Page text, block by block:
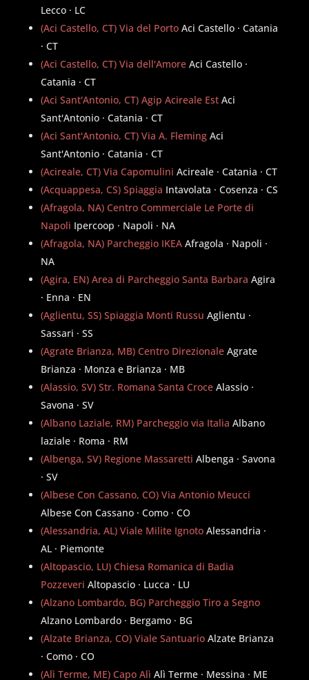
Lecco · LC
(Aci Castello, CT) Via del Porto Aci Castello · Catania
· CT
(Aci Castello, CT) Via dell'Amore Aci Castello ·
Catania · CT
(Aci Sant'Antonio, CT) Agip Acireale Est Aci
Sant'Antonio · Catania · CT
(Aci Sant'Antonio, CT) Via A. Fleming Aci
Sant'Antonio · Catania · CT
(Acireale, CT) Via Capomulini Acireale · Catania · CT
(Acquappesa, CS) Spiaggia Intavolata · Cosenza · CS
(Afragola, NA) Centro Commerciale Le Porte di
Napoli Ipercoop · Napoli · NA
(Afragola, NA) Parcheggio IKEA Afragola · Napoli ·
NA
(Agira, EN) Area di Parcheggio Santa Barbara Agira
· Enna · EN
(Aglientu, SS) Spiaggia Monti Russu Aglientu ·
Sassari · SS
(Agrate Brianza, MB) Centro Direzionale Agrate
Brianza · Monza e Brianza · MB
(Alassio, SV) Str. Romana Santa Croce Alassio ·
Savona · SV
(Albano Laziale, RM) Parcheggio via Italia Albano
laziale · Roma · RM
(Albenga, SV) Regione Massaretti Albenga · Savona
· SV
(Albese Con Cassano, CO) Via Antonio Meucci
Albese Con Cassano · Como · CO
(Alessandria, AL) Viale Milite Ignoto Alessandria ·
AL · Piemonte
(Altopascio, LU) Chiesa Romanica di Badia
Pozzeveri Altopascio · Lucca · LU
(Alzano Lombardo, BG) Parcheggio Tiro a Segno
Alzano Lombardo · Bergamo · BG
(Alzate Brianza, CO) Viale Santuario Alzate Brianza
· Como · CO
(Alì Terme, ME) Capo Alì Alì Terme · Messina · ME